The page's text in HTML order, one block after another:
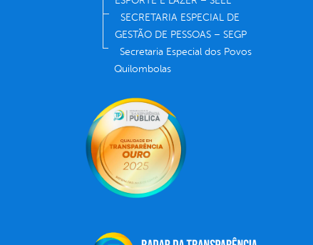
SECRETARIA ESPECIAL DE
GESTÃO DE PESSOAS – SEGP
Secretaria Especial dos Povos
Quilombolas